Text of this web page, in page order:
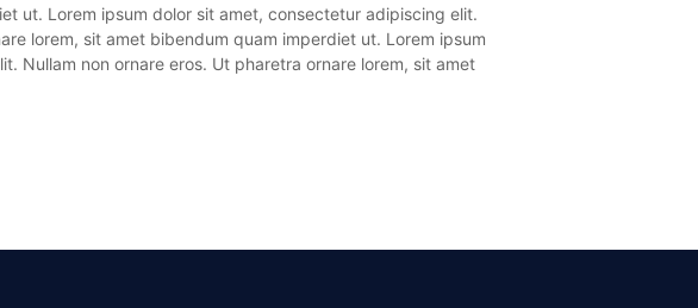
ut. Lorem ipsum dolor sit amet, consectetur adipiscing elit.
lorem, sit amet bibendum quam imperdiet ut. Lorem ipsum
Nullam non ornare eros. Ut pharetra ornare lorem, sit amet